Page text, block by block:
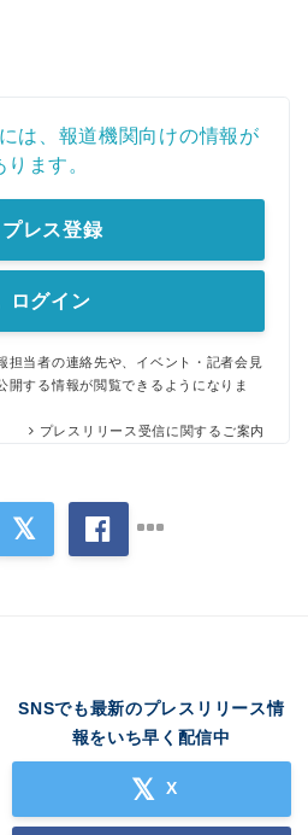
は、報道機関向けの情報が
ります。
プレス登録
ログイン
担当者の連絡先や、イベント・記者会見
開する情報が閲覧できるようになりま
プレスリリース受信に関するご案内
SNSでも最新のプレスリリース情
報をいち早く配信中
X